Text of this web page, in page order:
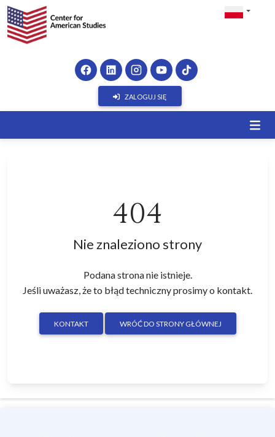
ZALOGUJ SIĘ
404
Nie znaleziono strony
Podana strona nie istnieje.
Jeśli uważasz, że to błąd techniczny prosimy o kontakt.
KONTAKT WRÓĆ DO STRONY GŁÓWNEJ